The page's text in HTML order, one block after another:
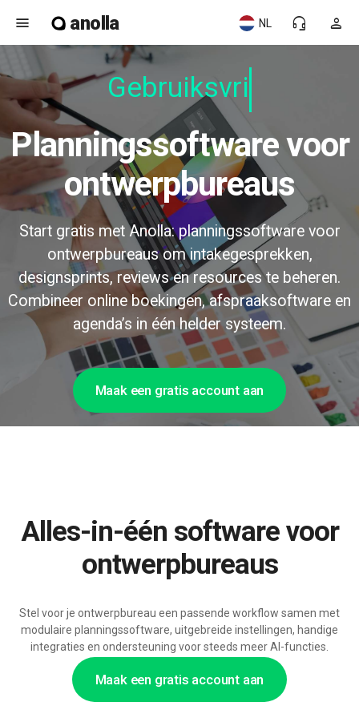
menu anolla person
headset_mic
NL
Gebruiksvrie
Planningssoftware voor
ontwerpbureaus
Start gratis met Anolla: planningssoftware voor
ontwerpbureaus om intakegesprekken,
designsprints, reviews en resources te beheren.
Combineer online boekingen, afspraaksoftware en
agenda’s in één helder systeem.
Maak een gratis account aan
Maak een gratis account aan
Alles-in-één software voor
ontwerpbureaus
Stel voor je ontwerpbureau een passende workflow samen met
modulaire planningssoftware, uitgebreide instellingen, handige
integraties en ondersteuning voor steeds meer AI-functies.